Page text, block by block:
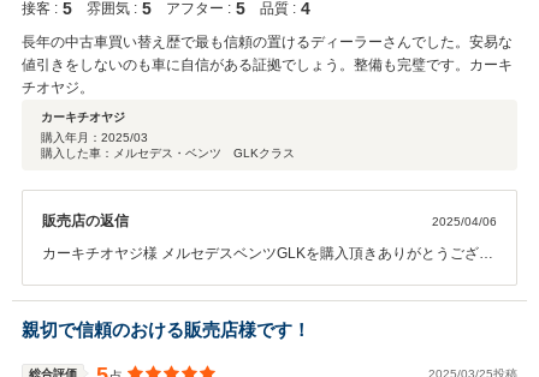
接客 : 5 雰囲気 : 5 アフター : 5 品質 : 4
長年の中古車買い替え歴で最も信頼の置けるディーラーさんでした。安易な
値引きをしないのも車に自信がある証拠でしょう。整備も完璧です。カーキ
チオヤジ。
カーキチオヤジ
購入年月： 2025/03
購入した車：メルセデス・ベンツ GLKクラス
販売店の返信 2025/04/06
カーキチオヤジ様 メルセデスベンツGLKを購入頂きありがとうござい
いう評価を頂き、心より感謝申し上げます。車には消耗品もございま
すので、これからも何か不具合があったときにはお気軽にご連絡くだ
さい。カーチキオヤジ様が安心して乗れるようにスタッフ一同全力で
サポートして参ります。 この度は高評価、コメントありがとうござい
親切で信頼のおける販売店様です！
総合評価 2025/03/25投稿